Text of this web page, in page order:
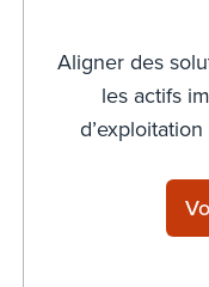
Aligner des
les actifs